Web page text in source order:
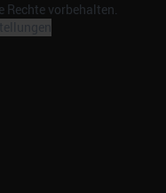
Rechte vorbehalten.